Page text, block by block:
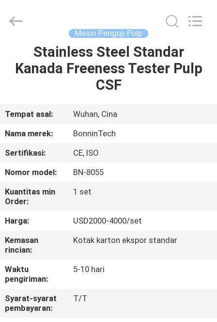
RUMAH
VIDEO
KAMI
TUR
PABRIK
KONTROL
KUALITAS
HUBUNGI
KAMI
Mesin Penguji Pulp
Stainless Steel Standar
Kanada Freeness Tester Pulp
CSF
Tempat asal:
Wuhan, Cina
Nama merek:
BonninTech
Sertifikasi:
CE, ISO
Nomor model:
BN-8055
Kuantitas min
Order:
1 set
Harga:
USD2000-4000/set
Kemasan
rincian:
Kotak karton ekspor standar
Waktu
pengiriman:
5-10 hari
Syarat-syarat
pembayaran:
T/T